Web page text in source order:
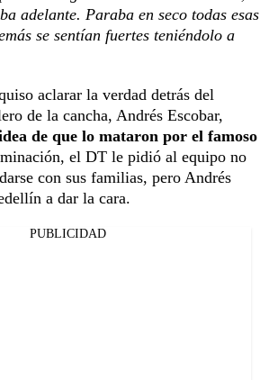
adelante. Paraba en seco todas esas
se sentían fuertes teniéndolo a
aclarar la verdad detrás del
de la cancha, Andrés Escobar,
de que lo mataron por el famoso
el DT le pidió al equipo no
con sus familias, pero Andrés
a dar la cara.
PUBLICIDAD